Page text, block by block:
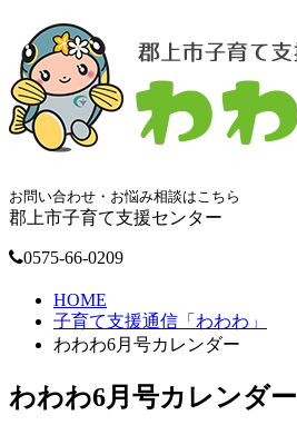
お問い合わせ・お悩み相談はこちら
郡上市子育て支援センター
0575-66-0209
HOME
子育て支援通信「わわわ」
わわわ6月号カレンダー
わわわ6月号カレンダー